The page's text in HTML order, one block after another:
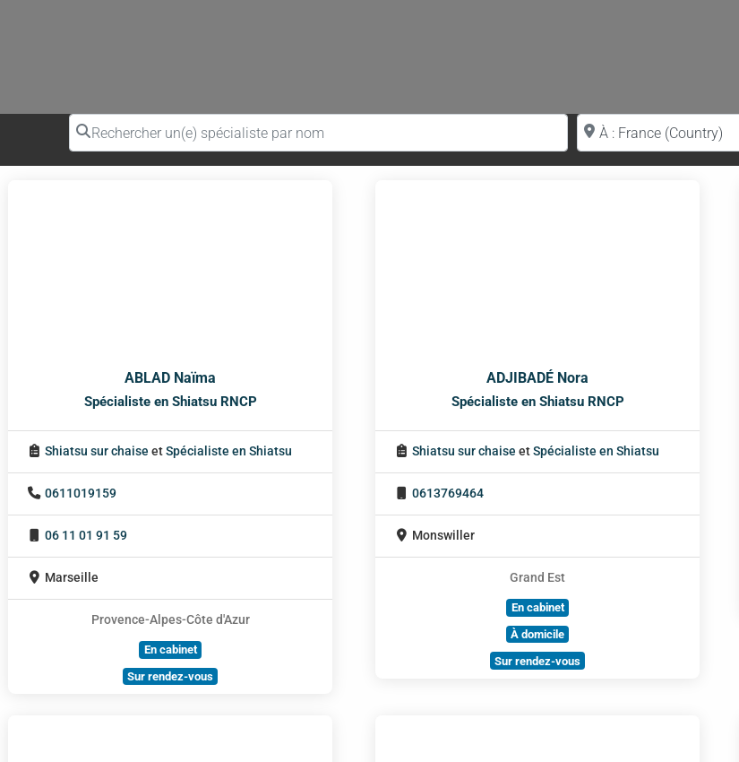
Rechercher un(e) spécialiste par nom Proche de (ville ou région)
ABLAD Naïma
Spécialiste en Shiatsu RNCP
Shiatsu sur chaise etSpécialiste en Shiatsu
0611019159
06 11 01 91 59
Marseille
Provence-Alpes-Côte d'Azur
En cabinet
Sur rendez-vous
ADJIBADÉ Nora
Spécialiste en Shiatsu RNCP
Shiatsu sur chaise etSpécialiste en Shiatsu
0613769464
Monswiller
Grand Est
En cabinet
À domicile
Sur rendez-vous